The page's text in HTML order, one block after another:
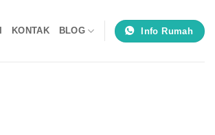
KONTAK BLOG Info Rumah